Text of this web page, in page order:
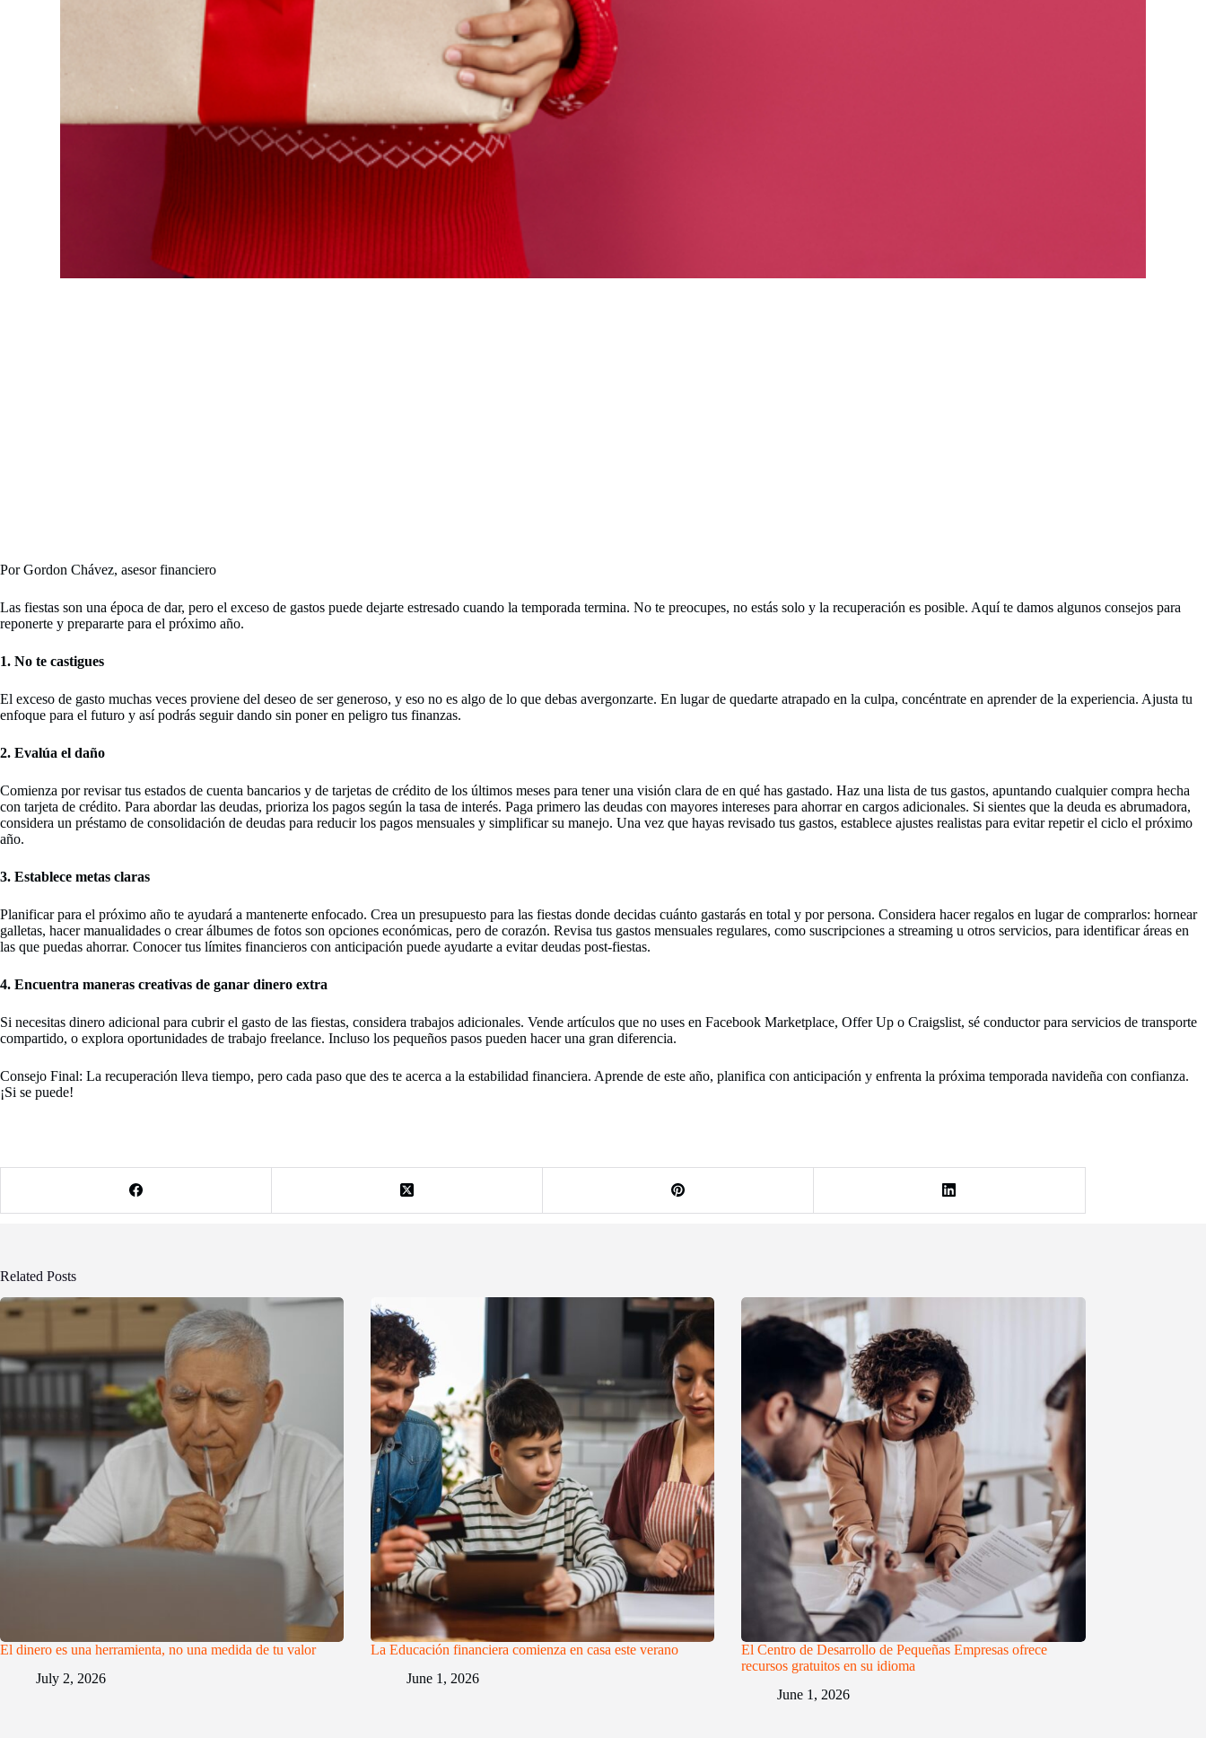
Por Gordon Chávez, asesor financiero
Las fiestas son una época de dar, pero el exceso de gastos puede dejarte estresado cuando la temporada termina. No te preocupes, no estás solo y la recuperación es posible. Aquí te damos algunos consejos para
reponerte y prepararte para el próximo año.
1. No te castigues
El exceso de gasto muchas veces proviene del deseo de ser generoso, y eso no es algo de lo que debas avergonzarte. En lugar de quedarte atrapado en la culpa, concéntrate en aprender de la experiencia. Ajusta tu
enfoque para el futuro y así podrás seguir dando sin poner en peligro tus finanzas.
2. Evalúa el daño
Comienza por revisar tus estados de cuenta bancarios y de tarjetas de crédito de los últimos meses para tener una visión clara de en qué has gastado. Haz una lista de tus gastos, apuntando cualquier compra hecha
con tarjeta de crédito. Para abordar las deudas, prioriza los pagos según la tasa de interés. Paga primero las deudas con mayores intereses para ahorrar en cargos adicionales. Si sientes que la deuda es abrumadora,
considera un préstamo de consolidación de deudas para reducir los pagos mensuales y simplificar su manejo. Una vez que hayas revisado tus gastos, establece ajustes realistas para evitar repetir el ciclo el próximo
año.
3. Establece metas claras
Planificar para el próximo año te ayudará a mantenerte enfocado. Crea un presupuesto para las fiestas donde decidas cuánto gastarás en total y por persona. Considera hacer regalos en lugar de comprarlos: hornear
galletas, hacer manualidades o crear álbumes de fotos son opciones económicas, pero de corazón. Revisa tus gastos mensuales regulares, como suscripciones a streaming u otros servicios, para identificar áreas en
las que puedas ahorrar. Conocer tus límites financieros con anticipación puede ayudarte a evitar deudas post-fiestas.
4. Encuentra maneras creativas de ganar dinero extra
Si necesitas dinero adicional para cubrir el gasto de las fiestas, considera trabajos adicionales. Vende artículos que no uses en Facebook Marketplace, Offer Up o Craigslist, sé conductor para servicios de transporte
compartido, o explora oportunidades de trabajo freelance. Incluso los pequeños pasos pueden hacer una gran diferencia.
Consejo Final: La recuperación lleva tiempo, pero cada paso que des te acerca a la estabilidad financiera. Aprende de este año, planifica con anticipación y enfrenta la próxima temporada navideña con confianza.
¡Si se puede!
Related Posts
El dinero es una herramienta, no una medida de tu valor
July 2, 2026
La Educación financiera comienza en casa este verano
June 1, 2026
El Centro de Desarrollo de Pequeñas Empresas ofrece
recursos gratuitos en su idioma
June 1, 2026